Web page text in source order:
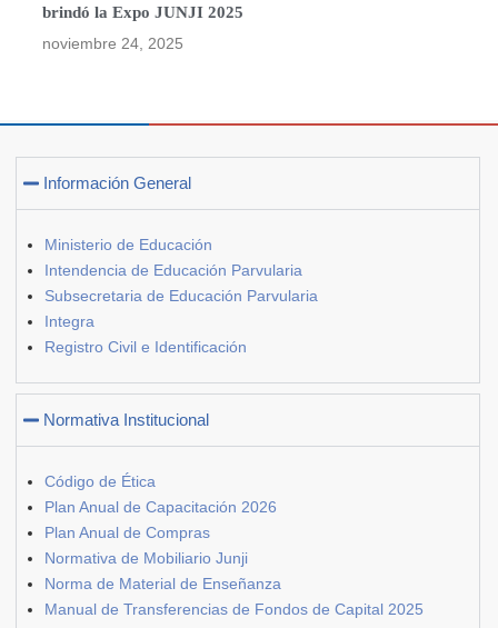
brindó la Expo JUNJI 2025
noviembre 24, 2025
Información General
Ministerio de Educación
Intendencia de Educación Parvularia
Subsecretaria de Educación Parvularia
Integra
Registro Civil e Identificación
Normativa Institucional
Código de Ética
Plan Anual de Capacitación 2026
Plan Anual de Compras
Normativa de Mobiliario Junji
Norma de Material de Enseñanza
Manual de Transferencias de Fondos de Capital 2025